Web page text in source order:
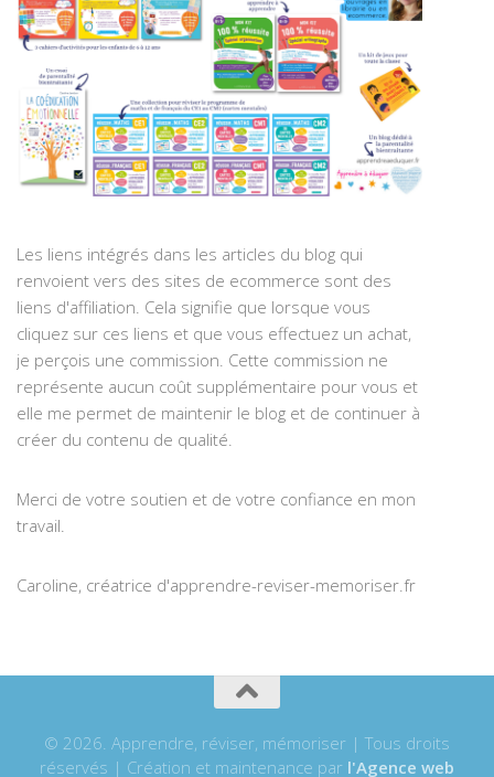
Les liens intégrés dans les articles du blog qui
renvoient vers des sites de ecommerce sont des
liens d'affiliation. Cela signifie que lorsque vous
cliquez sur ces liens et que vous effectuez un achat,
je perçois une commission. Cette commission ne
représente aucun coût supplémentaire pour vous et
elle me permet de maintenir le blog et de continuer à
créer du contenu de qualité.
Merci de votre soutien et de votre confiance en mon
travail.
Caroline, créatrice d'apprendre-reviser-memoriser.fr
© 2026. Apprendre, réviser, mémoriser | Tous droits
réservés | Création et maintenance par l'Agence web